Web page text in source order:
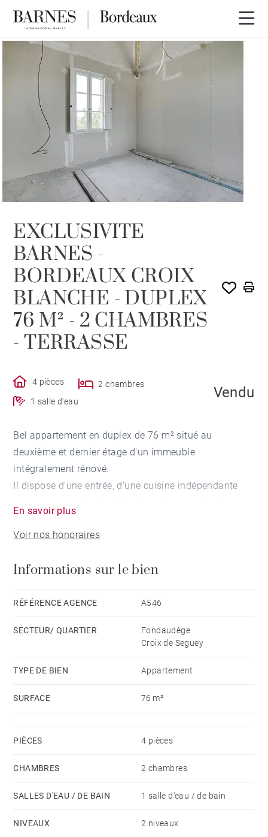
EXCLUSIVITÉ VENDU PAR BARNES
EXCLUSIVITE
BARNES -
BORDEAUX CROIX
BLANCHE - DUPLEX
76 M² - 2 CHAMBRES
- TERRASSE
4 pièces
2 chambres
1 salle d'eau
Vendu
Bel appartement en duplex de 76 m² situé au
deuxième et dernier étage d'un immeuble
intégralement rénové.
Il dispose d'une entrée, d'une cuisine indépendante
sur une terrasse, d'une chambre avec salle d'eau et
d'une seconde chambre en duplex.
En savoir plus
Voir nos honoraires
Informations sur le bien
RÉFÉRENCE AGENCE A546
SECTEUR/ QUARTIER
Fondaudège
Croix de Seguey
TYPE DE BIEN Appartement
SURFACE 76 m²
PIÈCES 4 pièces
CHAMBRES 2 chambres
SALLES D'EAU / DE BAIN 1 salle d'eau / de bain
NIVEAUX 2 niveaux